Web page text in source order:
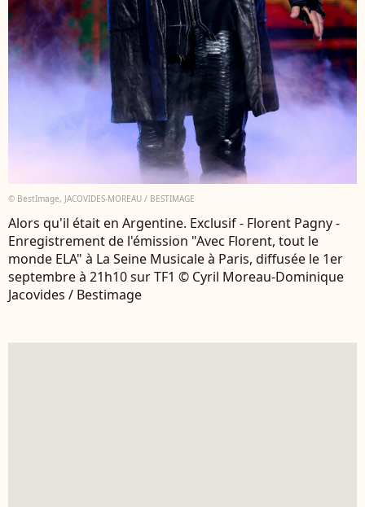
© BestImage, JACOVIDES-MOREAU / BESTIMAGE
Alors qu'il était en Argentine. Exclusif - Florent Pagny -
Enregistrement de l'émission "Avec Florent, tout le
monde ELA" à La Seine Musicale à Paris, diffusée le 1er
septembre à 21h10 sur TF1 © Cyril Moreau-Dominique
Jacovides / Bestimage